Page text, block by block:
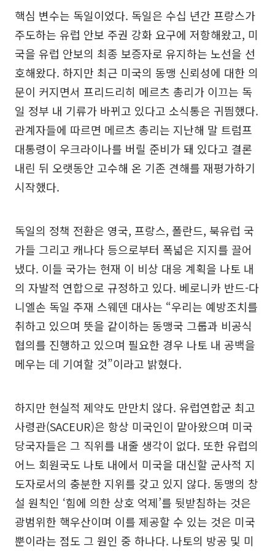
핵심 변수는 독일이었다. 독일은 수십 년간 프랑스가
주도하는 유럽 안보 주권 강화 요구에 저항해왔고, 미
국을 유럽 안보의 최종 보증자로 유지하는 노선을 선
호해왔다. 하지만 최근 미국의 동맹 신뢰성에 대한 의
문이 커지면서 프리드리히 메르츠 총리가 이끄는 독
일 정부 내 기류가 바뀌고 있다고 소식통은 귀띔했다.
관계자들에 따르면 메르츠 총리는 지난해 말 트럼프
대통령이 우크라이나를 버릴 준비가 돼 있다고 결론
내린 뒤 오랫동안 고수해 온 기존 견해를 재평가하기
시작했다.
독일의 정책 전환은 영국, 프랑스, 폴란드, 북유럽 국
가들 그리고 캐나다 등으로부터 폭넓은 지지를 끌어
냈다. 이들 국가는 현재 이 비상 대응 계획을 나토 내
의 자발적 연합으로 규정하고 있다. 베로니카 반드-다
니엘손 독일 주재 스웨덴 대사는 “우리는 예방조치를
취하고 있으며 뜻을 같이하는 동맹국 그룹과 비공식
협의를 진행하고 있으며 필요한 경우 나토 내 공백을
메우는 데 기여할 것”이라고 밝혔다.
하지만 현실적 제약도 만만치 않다. 유럽연합군 최고
사령관(SACEUR)은 항상 미국인이 맡아왔으며 미국
당국자들은 그 직위를 내줄 생각이 없다. 또한 유럽의
어느 회원국도 나토 내에서 미국을 대신할 군사적 지
도자로서의 충분한 지위를 갖고 있지 않다. 동맹의 창
설 원칙인 ‘힘에 의한 상호 억제’를 뒷받침하는 것은
광범위한 핵우산이며 이를 제공할 수 있는 것은 미국
뿐이라는 점도 그 원인 중 하나다. 나토의 방공 및 미